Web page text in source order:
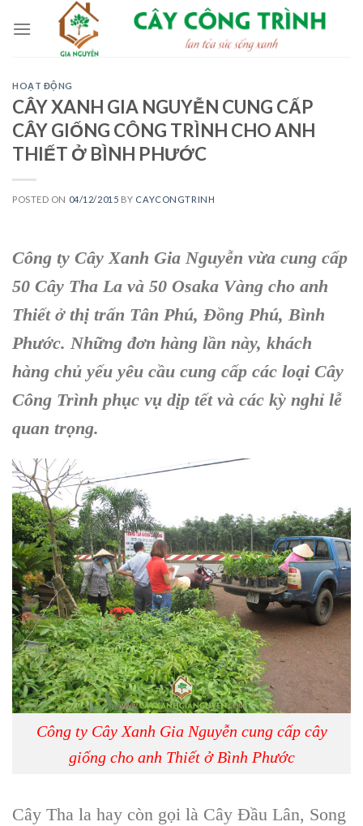
HOẠT ĐỘNG
CÂY XANH GIA NGUYỄN CUNG CẤP
CÂY GIỐNG CÔNG TRÌNH CHO ANH
THIẾT Ở BÌNH PHƯỚC
POSTED ON 04/12/2015 BY CAYCONGTRINH
Công ty Cây Xanh Gia Nguyễn vừa cung cấp
50 Cây Tha La và 50 Osaka Vàng cho anh
Thiết ở thị trấn Tân Phú, Đồng Phú, Bình
Phước. Những đơn hàng lần này, khách
hàng chủ yếu yêu cầu cung cấp các loại Cây
Công Trình phục vụ dịp tết và các kỳ nghỉ lễ
quan trọng.
Công ty Cây Xanh Gia Nguyễn cung cấp cây
giống cho anh Thiết ở Bình Phước
Cây Tha la hay còn gọi là Cây Đầu Lân, Song